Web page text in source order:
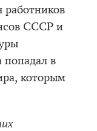
работников
СССР и
попадал в
которым